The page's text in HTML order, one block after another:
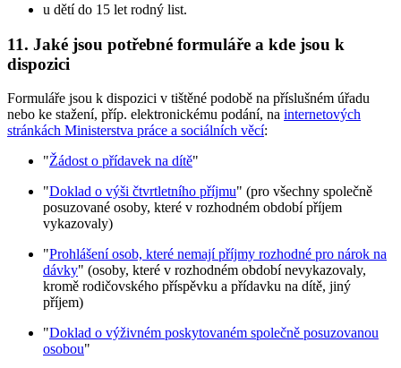
u dětí do 15 let rodný list.
11. Jaké jsou potřebné formuláře a kde jsou k
dispozici
Formuláře jsou k dispozici v tištěné podobě na příslušném úřadu
nebo ke stažení, příp. elektronickému podání, na internetových
stránkách Ministerstva práce a sociálních věcí:
"Žádost o přídavek na dítě"
"Doklad o výši čtvrtletního příjmu" (pro všechny společně
posuzované osoby, které v rozhodném období příjem
vykazovaly)
"Prohlášení osob, které nemají příjmy rozhodné pro nárok na
dávky" (osoby, které v rozhodném období nevykazovaly,
kromě rodičovského příspěvku a přídavku na dítě, jiný
příjem)
"Doklad o výživném poskytovaném společně posuzovanou
osobou"